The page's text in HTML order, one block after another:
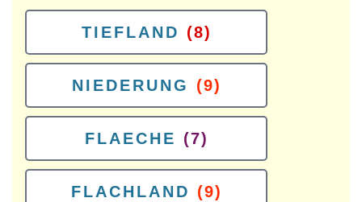
TIEFLAND (8)
NIEDERUNG (9)
FLAECHE (7)
FLACHLAND (9)